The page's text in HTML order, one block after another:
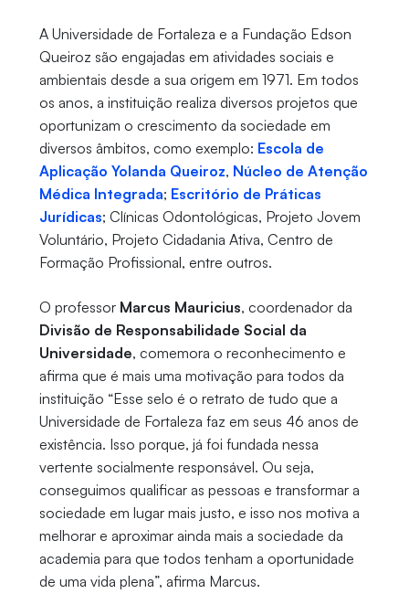
A Universidade de Fortaleza e a Fundação Edson
Queiroz são engajadas em atividades sociais e
ambientais desde a sua origem em 1971. Em todos
os anos, a instituição realiza diversos projetos que
oportunizam o crescimento da sociedade em
diversos âmbitos, como exemplo: Escola de
Aplicação Yolanda Queiroz, Núcleo de Atenção
Médica Integrada; Escritório de Práticas
Jurídicas; Clínicas Odontológicas, Projeto Jovem
Voluntário, Projeto Cidadania Ativa, Centro de
Formação Profissional, entre outros.
O professor Marcus Mauricius, coordenador da
Divisão de Responsabilidade Social da
Universidade, comemora o reconhecimento e
afirma que é mais uma motivação para todos da
instituição “Esse selo é o retrato de tudo que a
Universidade de Fortaleza faz em seus 46 anos de
existência. Isso porque, já foi fundada nessa
vertente socialmente responsável. Ou seja,
conseguimos qualificar as pessoas e transformar a
sociedade em lugar mais justo, e isso nos motiva a
melhorar e aproximar ainda mais a sociedade da
academia para que todos tenham a oportunidade
de uma vida plena”, afirma Marcus.